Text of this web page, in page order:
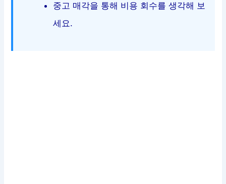
중고 매각을 통해 비용 회수를 생각해 보
세요.